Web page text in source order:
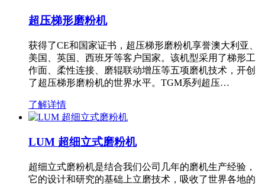
超压梯形磨粉机
获得了CE和国家证书，超压梯形磨粉机享誉澳大利亚、
美国、英国、西班牙等客户国家。该机型采用了梯形工
作面、柔性连接、磨辊联动增压等五项磨机技术，开创
了超压梯形磨粉机的世界水平。TGM系列超压…
了解详情
LUM 超细立式磨粉机
超细立式磨粉机是结合我们公司几年的磨机生产经验，
它的设计和研究的基础上立磨技术，吸收了世界各地的